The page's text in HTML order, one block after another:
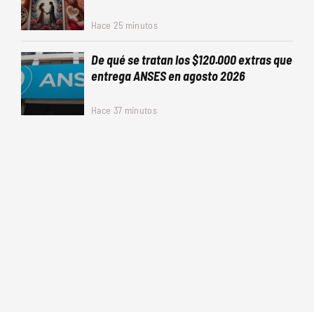
Hace 25 minutos
De qué se tratan los $120.000 extras que
entrega ANSES en agosto 2026
Hace 37 minutos